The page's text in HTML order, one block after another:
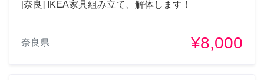
[奈良] IKEA家具組み立て、解体します！
奈良県 ¥8,000